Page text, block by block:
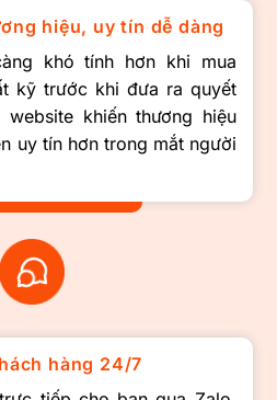
hiệu, uy tín dễ dàng
khó tính hơn khi mua
kỹ trước khi đưa ra quyết
khiến thương hiệu
uy tín hơn trong mắt người
hàng 24/7